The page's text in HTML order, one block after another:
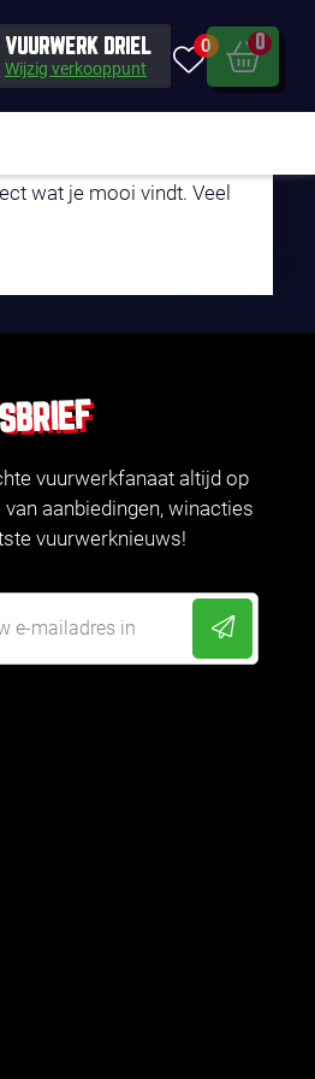
VUURWERK DRIEL
Wijzig verkooppunt
0 0
wat je mooi vindt. Veel
vuurwerkfanaat altijd op
van aanbiedingen, winacties
vuurwerknieuws!